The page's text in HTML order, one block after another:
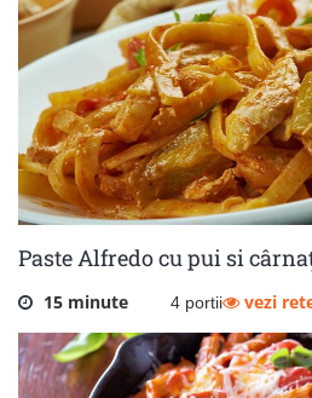
Paste Alfredo cu pui si
15 minute 4 portii vezi